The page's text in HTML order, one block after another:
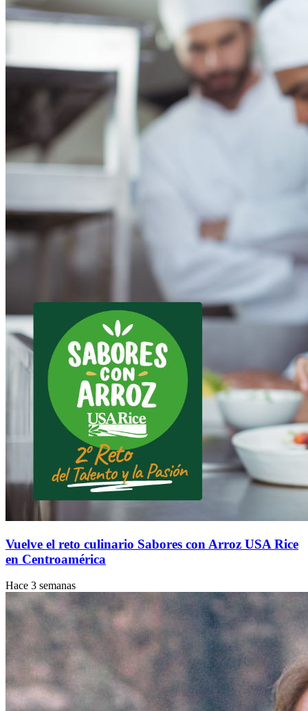
Vuelve el reto culinario Sabores con Arroz USA Rice
en Centroamérica
Hace 3 semanas